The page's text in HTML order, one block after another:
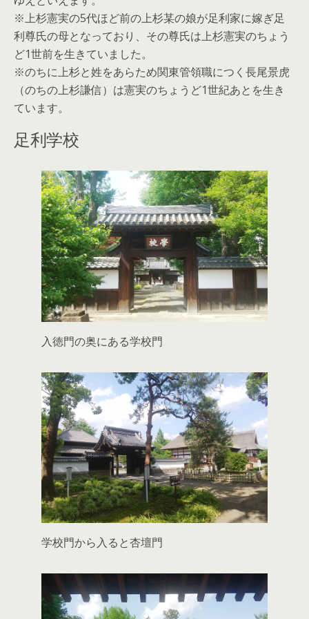
※上杉憲実の5代ほど前の上杉某の娘が足利家に嫁ぎ足
利尊氏の母となっており、その尊氏は上杉憲実のちょう
ど1世前を生きていました。
※のちに上杉と姓をあらため関東管領職につく長尾景虎
（のちの上杉謙信）は憲実のちょうど1世紀あとを生き
ています。
足利学校
入徳門の奥にある学校門
学校門から入ると杏壇門